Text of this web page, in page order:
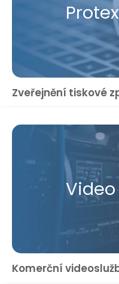
Zveřejnění tiskové
Komerční